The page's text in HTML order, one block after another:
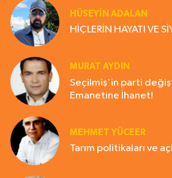
HÜSEYIN ADALAN
HİÇLERİN HAYATI VE
MURAT AYDIN
Seçilmiş'in parti
Emanetine İhanet!
MEHMET YÜCEER
Tarım politikaları ve